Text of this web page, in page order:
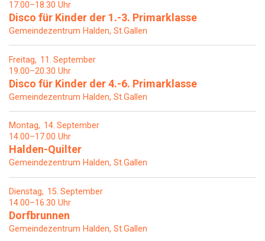
17.00–18.30 Uhr
Disco für Kinder der 1.-3. Primarklasse
Gemeindezentrum Halden, St.Gallen
Freitag 11 September
19.00–20.30 Uhr
Disco für Kinder der 4.-6. Primarklasse
Gemeindezentrum Halden, St.Gallen
Montag 14 September
14.00–17.00 Uhr
Halden-Quilter
Gemeindezentrum Halden, St.Gallen
Dienstag 15 September
14.00–16.30 Uhr
Dorfbrunnen
Gemeindezentrum Halden, St.Gallen